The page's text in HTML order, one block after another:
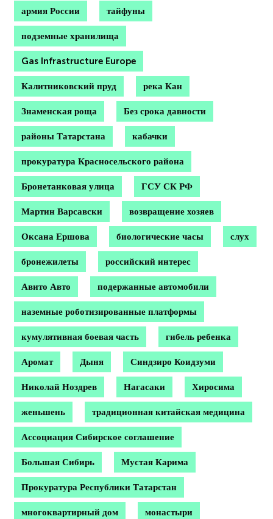
армия России тайфуны
подземные хранилища
Gas Infrastructure Europe
Калитниковский пруд река Кан
Знаменская роща Без срока давности
районы Татарстана кабачки
прокуратура Красносельского района
Бронетанковая улица ГСУ СК РФ
Мартин Варсавски возвращение хозяев
Оксана Ершова биологические часы слух
бронежилеты российский интерес
Авито Авто подержанные автомобили
наземные роботизированные платформы
кумулятивная боевая часть гибель ребенка
Аромат Дыня Синдзиро Коидзуми
Николай Ноздрев Нагасаки Хиросима
женьшень традиционная китайская медицина
Ассоциация Сибирское соглашение
Большая Сибирь Мустая Карима
Прокуратура Республики Татарстан
многоквартирный дом монастыри